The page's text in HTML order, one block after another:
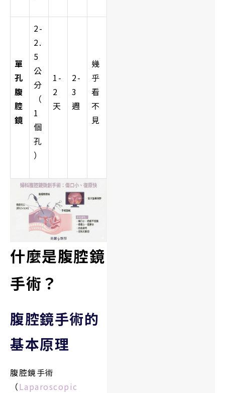
單
孔
腹
腔
鏡
2-
2.
5
公
分
（
1
個
孔
）
1-
2
天
2-
3
週
幾
乎
看
不
見
什麼是腹腔鏡
手術？
腹腔鏡手術的
基本原理
腹腔鏡手術
（Laparoscopic